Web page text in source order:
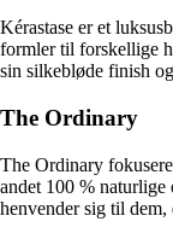
Kérastase er et
formler til forskellige
sin silkebløde finish
The Ordinary
The Ordinary
andet 100 %
henvender sig til